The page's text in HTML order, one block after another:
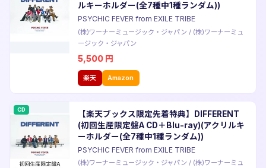
ルキーホルダー(全7種中1種ランダム))
PSYCHIC FEVER from EXILE TRIBE
(株)ワーナーミュージック・ジャパン / (株)ワーナーミュ
ージック・ジャパン
5,500 円
楽天 Amazon
CD
【楽天ブックス限定先着特典】DIFFERENT
(初回生産限定盤A CD＋Blu-ray)(アクリルキ
ーホルダー(全7種中1種ランダム))
PSYCHIC FEVER from EXILE TRIBE
(株)ワーナーミュージック・ジャパン / (株)ワーナーミュ